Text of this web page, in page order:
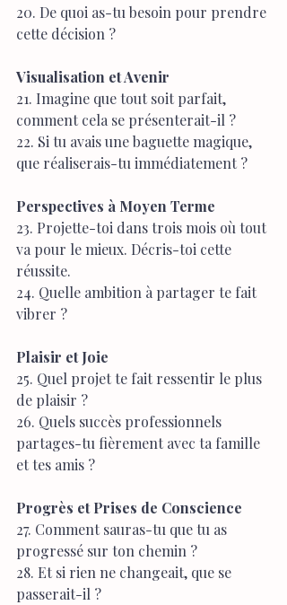
20. De quoi as-tu besoin pour prendre
cette décision ?
Visualisation et Avenir
21. Imagine que tout soit parfait,
comment cela se présenterait-il ?
22. Si tu avais une baguette magique,
que réaliserais-tu immédiatement ?
Perspectives à Moyen Terme
23. Projette-toi dans trois mois où tout
va pour le mieux. Décris-toi cette
réussite.
24. Quelle ambition à partager te fait
vibrer ?
Plaisir et Joie
25. Quel projet te fait ressentir le plus
de plaisir ?
26. Quels succès professionnels
partages-tu fièrement avec ta famille
et tes amis ?
Progrès et Prises de Conscience
27. Comment sauras-tu que tu as
progressé sur ton chemin ?
28. Et si rien ne changeait, que se
passerait-il ?